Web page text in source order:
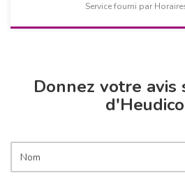
Service fourni par
Donnez votre avis